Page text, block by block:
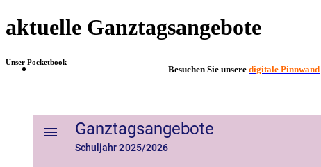
aktuelle Ganztagsangebote
Unser Pocketbook
Besuchen Sie unsere digitale Pinnwand